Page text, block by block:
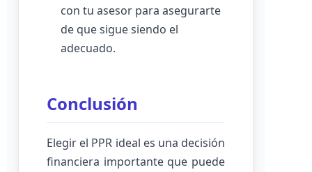
con tu asesor para asegurarte
de que sigue siendo el
adecuado.
Conclusión
Elegir el PPR ideal es una decisión
financiera importante que puede